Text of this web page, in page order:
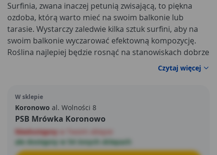
Surfinia, zwana inaczej petunią zwisającą, to piękna
ozdoba, którą warto mieć na swoim balkonie lub
tarasie. Wystarczy zaledwie kilka sztuk surfini, aby na
swoim balkonie wyczarować efektowną kompozycję.
Roślina najlepiej będzie rosnąć na stanowiskach dobrze
Czytaj więcej
W sklepie
Koronowo al. Wolności 8
PSB Mrówka Koronowo
Niedostępny
ale dostępny w 54 innych sklepach